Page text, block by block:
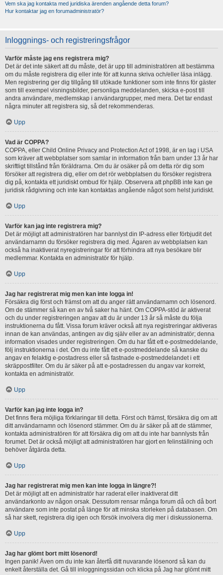
Vem ska jag kontakta med juridiska ärenden angående detta forum?
Hur kontaktar jag en forumadministratör?
Inloggnings- och registreringsfrågor
Varför måste jag ens registrera mig?
Det är det inte säkert att du måste, det är upp till administratören att bestämma
om du måste registrera dig eller inte för att kunna skriva och/eller läsa inlägg.
Men registrering ger dig tillgång till utökade funktioner som inte finns för gäster
som till exempel visningsbilder, personliga meddelanden, skicka e-post till
andra användare, medlemskap i användargrupper, med mera. Det tar endast
några minuter att registrera sig, så det rekommenderas.
Upp
Vad är COPPA?
COPPA, eller Child Online Privacy and Protection Act of 1998, är en lag i USA
som kräver att webbplatser som samlar in information från barn under 13 år har
skriftligt tillstånd från föräldrarna. Om du är osäker på om detta rör dig som
försöker att registrera dig, eller om det rör webbplatsen du försöker registrera
dig på, kontakta ett juridiskt ombud för hjälp. Observera att phpBB inte kan ge
juridisk rådgivning och inte kan kontaktas angående något som helst juridiskt.
Upp
Varför kan jag inte registrera mig?
Det är möjligt att administratören har bannlyst din IP-adress eller förbjudit det
användarnamn du försöker registrera dig med. Ägaren av webbplatsen kan
också ha inaktiverat nyregistreringar för att förhindra att nya besökare blir
medlemmar. Kontakta en administratör för hjälp.
Upp
Jag har registrerat mig men kan inte logga in!
Försäkra dig först och främst om att du anger rätt användarnamn och lösenord.
Om de stämmer så kan en av två saker ha hänt. Om COPPA-stöd är aktiverat
och du under registreringen angav att du är under 13 år så måste du följa
instruktionerna du fått. Vissa forum kräver också att nya registreringar aktiveras
innan de kan användas, antingen av dig själv eller av an administratör; denna
information visades under registreringen. Om du har fått ett e-postmeddelande,
följ instruktionerna i det. Om du inte fått ett e-postmeddelande så kanske du
angav en felaktig e-postadress eller så fastnade e-postmeddelandet i ett
skräppostfilter. Om du är säker på att e-postadressen du angav var korrekt,
kontakta en administratör.
Upp
Varför kan jag inte logga in?
Det finns flera möjliga förklaringar till detta. Först och främst, försäkra dig om att
ditt användarnamn och lösenord stämmer. Om du är säker på att de stämmer,
kontakta administratören för att försäkra dig om att du inte har bannlysts från
forumet. Det är också möjligt att administratören har gjort en felinställning och
behöver åtgärda detta.
Upp
Jag har registrerat mig men kan inte logga in längre?!
Det är möjligt att en administratör har raderat eller inaktiverat ditt
användarkonto av någon orsak. Dessutom rensar många forum då och då bort
användare som inte postat på länge för att minska storleken på databasen. Om
så har skett, registrera dig igen och försök involvera dig mer i diskussionerna.
Upp
Jag har glömt bort mitt lösenord!
Ingen panik! Även om du inte kan återfå ditt nuvarande lösenord så kan du
enkelt återställa det. Gå till inloggningssidan och klicka på Jag har glömt mitt